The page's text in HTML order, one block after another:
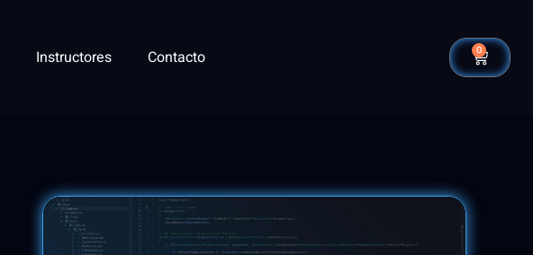
Instructores Contacto 0